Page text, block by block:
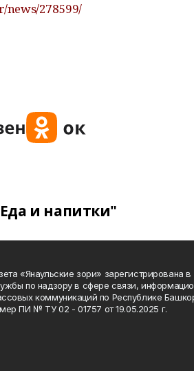
news/278599/
и напитки"
«Янаульские зори» зарегистрирована
по надзору в сфере связи,
коммуникаций по Республике
ПИ № ТУ 02 - 01757 от 19.05.2025 г.